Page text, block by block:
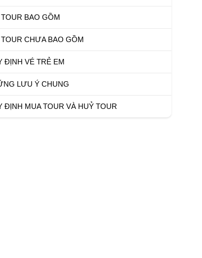
BAO GỒM
CHƯA BAO GỒM
ĐỊNH VÉ TRẺ EM
LƯU Ý CHUNG
ĐỊNH MUA TOUR VÀ HUỶ TOUR